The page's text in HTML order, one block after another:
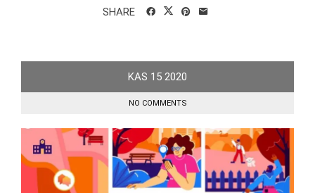
SHARE
KAS 15 2020
NO COMMENTS